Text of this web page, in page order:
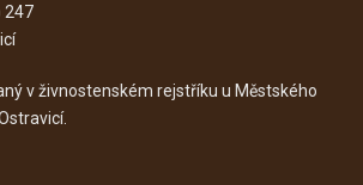
247
v živnostenském rejstříku u Městského